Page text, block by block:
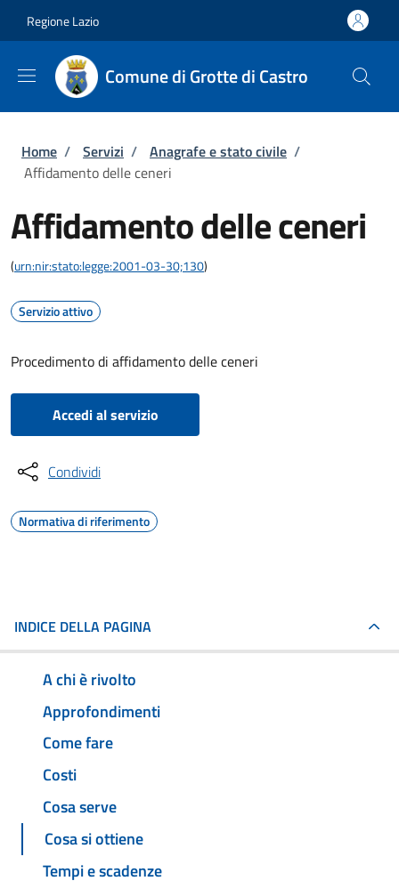
Regione Lazio
Comune di Grotte di Castro
Briciole di pane
Home / Servizi / Anagrafe e stato civile /
Affidamento delle ceneri
Affidamento delle ceneri
(urn:nir:stato:legge:2001-03-30;130)
Servizio attivo
Procedimento di affidamento delle ceneri
Accedi al servizio
Condividi
Normativa di riferimento
INDICE DELLA PAGINA
A chi è rivolto
Approfondimenti
Come fare
Costi
Cosa serve
Cosa si ottiene
Tempi e scadenze